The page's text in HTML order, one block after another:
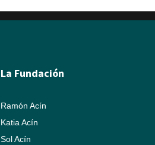
La Fundación
Ramón Acín
Katia Acín
Sol Acín